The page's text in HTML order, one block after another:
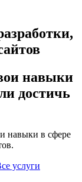
навыки
достичь
навыки в сфере
услуги